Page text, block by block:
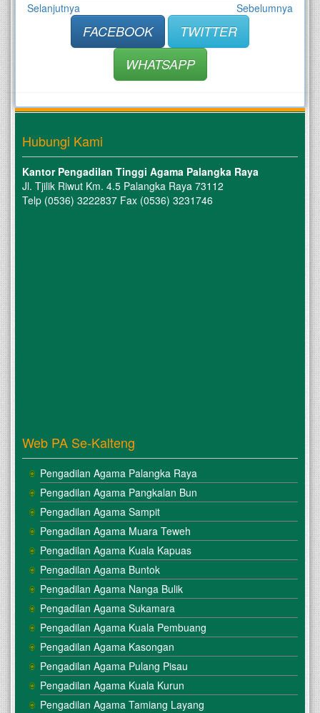
Selanjutnya Sebelumnya
FACEBOOK
TWITTER
WHATSAPP
Hubungi Kami
Kantor Pengadilan Tinggi Agama Palangka Raya
Jl. Tjilik Riwut Km. 4.5 Palangka Raya 73112
Telp (0536) 3222837 Fax (0536) 3231746
Web PA Se-Kalteng
Pengadilan Agama Palangka Raya
Pengadilan Agama Pangkalan Bun
Pengadilan Agama Sampit
Pengadilan Agama Muara Teweh
Pengadilan Agama Kuala Kapuas
Pengadilan Agama Buntok
Pengadilan Agama Nanga Bulik
Pengadilan Agama Sukamara
Pengadilan Agama Kuala Pembuang
Pengadilan Agama Kasongan
Pengadilan Agama Pulang Pisau
Pengadilan Agama Kuala Kurun
Pengadilan Agama Tamiang Layang